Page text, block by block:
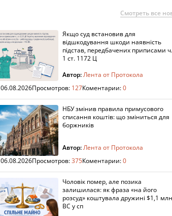
Смотреть все
Якщо суд встановив для
відшкодування шкоди наявність
підстав, передбачених приписами ч.
1 ст. 1172 Ц
Автор:Лента от Протокола
06.08.2026Просмотров: 127Коментарии:0
НБУ змінив правила примусового
списання коштів: що зміниться для
боржників
Автор:Лента от Протокола
06.08.2026Просмотров:375Коментарии:0
Чоловік помер, але позика
залишилася: як фраза «на його
розсуд» коштувала дружині $1,1
ВС у сп